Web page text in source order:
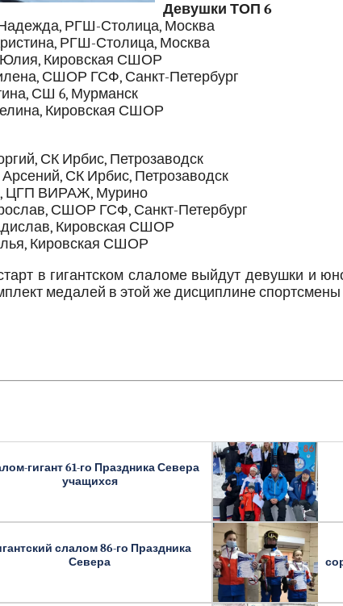
Девушки ТОП 6
РГШ-Столица, Москва
РГШ-Столица, Москва
Юлия, Кировская СШОР
СШОР ГСФ, Санкт-Петербург
СШ 6, Мурманск
Кировская СШОР
СК Ирбис, Петрозаводск
СК Ирбис, Петрозаводск
ЦГП ВИРАЖ, Мурино
СШОР ГСФ, Санкт-Петербург
Кировская СШОР
Кировская СШОР
в гигантском слаломе выйдут девушки и
медалей в этой же дисциплине спортсмены
гигант 61-го Праздника Севера
учащихся
слалом 86-го Праздника
Севера